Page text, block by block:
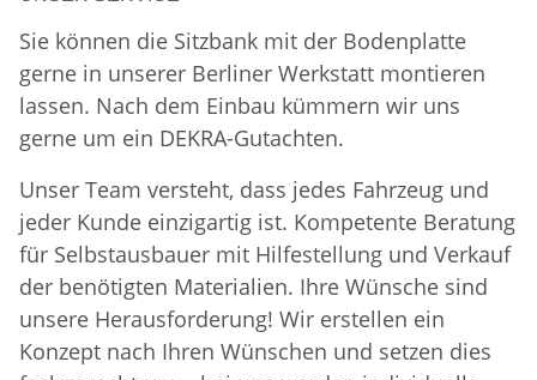
Sie können die Sitzbank mit der Bodenplatte
gerne in unserer Berliner Werkstatt montieren
lassen. Nach dem Einbau kümmern wir uns
gerne um ein DEKRA-Gutachten.
Unser Team versteht, dass jedes Fahrzeug und
jeder Kunde einzigartig ist. Kompetente Beratung
für Selbstausbauer mit Hilfestellung und Verkauf
der benötigten Materialien. Ihre Wünsche sind
unsere Herausforderung! Wir erstellen ein
Konzept nach Ihren Wünschen und setzen dies